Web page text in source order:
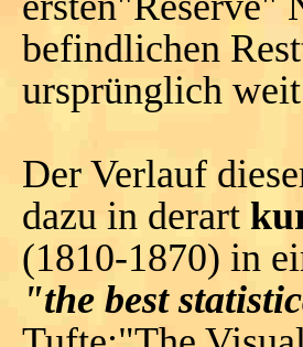
befindlichen
ursprünglich
Der Verlauf
dazu in derart
(1810-1870) in
"the best